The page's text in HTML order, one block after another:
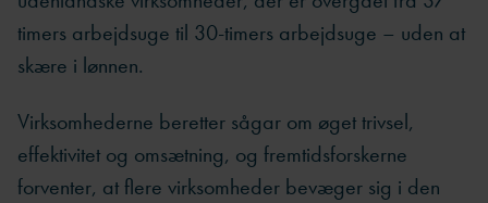
timers arbejdsuge til 30-timers arbejdsuge – uden at
skære i lønnen.
Virksomhederne beretter sågar om øget trivsel,
effektivitet og omsætning, og fremtidsforskerne
forventer, at flere virksomheder bevæger sig i den